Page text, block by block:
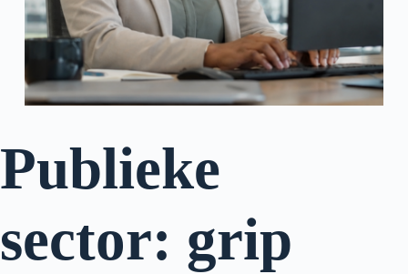
Publieke
sector: grip